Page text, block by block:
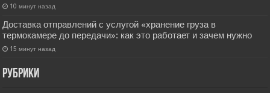
10 минут назад
Доставка отправлений с услугой «хранение груза в
термокамере до передачи»: как это работает и зачем нужно
15 минут назад
РУбрики